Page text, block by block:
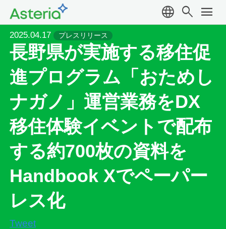
language search menu
2025.04.17 プレスリリース
長野県が実施する移住促
進プログラム「おためし
ナガノ」運営業務をDX
移住体験イベントで配布
する約700枚の資料を
Handbook Xでペーパー
レス化
Tweet